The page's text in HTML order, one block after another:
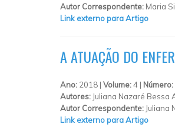
Autor Correspondente: Maria
Link externo para Artigo
A ATUAÇÃO DO
Ano: 2018 | Volume:4 | Número:
Autores: Juliana Nazaré Bessa
Autor Correspondente: Juliana
Link externo para Artigo